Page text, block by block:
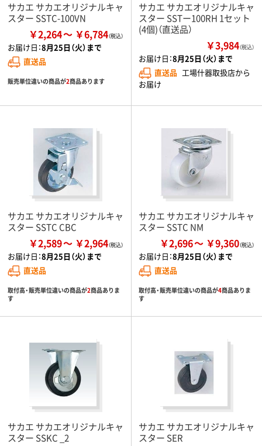
サカエ サカエオリジナルキャ
スター SSTC-100VN
￥2,264 ￥6,784
お届け日：8月25日（火）まで
直送品
販売単位違いの商品が2商品あります
サカエ サカエオリジナルキャ
スター SSTー100RH 1セット
(4個)（直送品）
￥3,984（税込）
お届け日：8月25日（火）まで
直送品 工場什器取扱店から
お届け
サカエ サカエオリジナルキャ
スター SSTC CBC
￥2,589 ￥2,964
お届け日：8月25日（火）まで
直送品
取付高・販売単位違いの商品が2商品ありま
す
サカエ サカエオリジナルキャ
スター SSTC NM
￥2,696 ￥9,360
お届け日：8月25日（火）まで
直送品
取付高・販売単位違いの商品が4商品ありま
す
サカエ サカエオリジナルキャ
スター SSKC _2
サカエ サカエオリジナルキャ
スター SER